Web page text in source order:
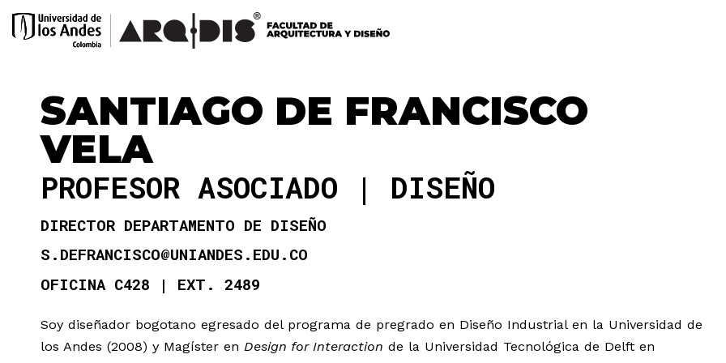
SANTIAGO DE FRANCISCO
VELA
PROFESOR ASOCIADO DISEÑO
DIRECTOR DEPARTAMENTO DE DISEÑO
S.DEFRANCISCO@UNIANDES.EDU.CO
OFICINA C428
EXT. 2489
Soy diseñador bogotano egresado del programa de pregrado en Diseño Industrial en la Universidad de
los Andes (2008) y Magíster en Design for Interaction de la Universidad Tecnológica de Delft en